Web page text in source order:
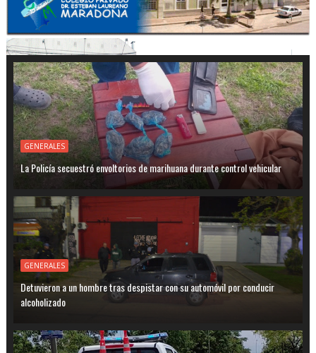
GENERALES
La Policía secuestró envoltorios de marihuana durante control vehicular
GENERALES
Detuvieron a un hombre tras despistar con su automóvil por conducir
alcoholizado